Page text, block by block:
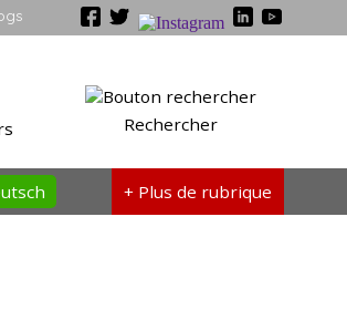
Rechercher
+ Plus de rubrique